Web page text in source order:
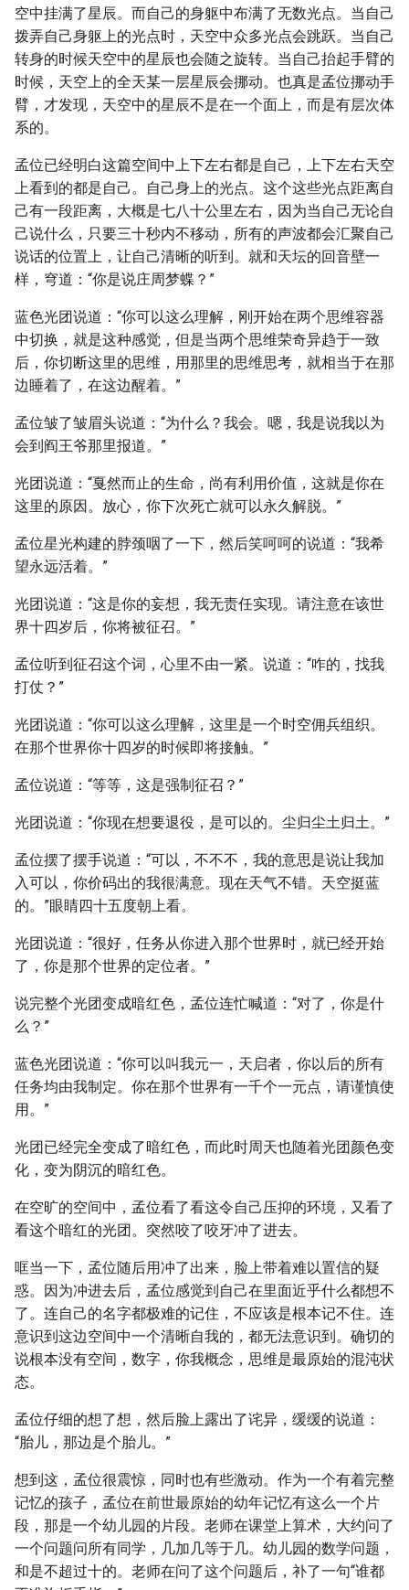
空中挂满了星辰。而自己的身躯中布满了无数光点。当自己
拨弄自己身躯上的光点时，天空中众多光点会跳跃。当自己
转身的时候天空中的星辰也会随之旋转。当自己抬起手臂的
时候，天空上的全天某一层星辰会挪动。也真是孟位挪动手
臂，才发现，天空中的星辰不是在一个面上，而是有层次体
系的。
孟位已经明白这篇空间中上下左右都是自己，上下左右天空
上看到的都是自己。自己身上的光点。这个这些光点距离自
己有一段距离，大概是七八十公里左右，因为当自己无论自
己说什么，只要三十秒内不移动，所有的声波都会汇聚自己
说话的位置上，让自己清晰的听到。就和天坛的回音壁一
样，穹道：“你是说庄周梦蝶？”
蓝色光团说道：“你可以这么理解，刚开始在两个思维容器
中切换，就是这种感觉，但是当两个思维荣奇异趋于一致
后，你切断这里的思维，用那里的思维思考，就相当于在那
边睡着了，在这边醒着。”
孟位皱了皱眉头说道：“为什么？我会。嗯，我是说我以为
会到阎王爷那里报道。”
光团说道：“戛然而止的生命，尚有利用价值，这就是你在
这里的原因。放心，你下次死亡就可以永久解脱。”
孟位星光构建的脖颈咽了一下，然后笑呵呵的说道：“我希
望永远活着。”
光团说道：“这是你的妄想，我无责任实现。请注意在该世
界十四岁后，你将被征召。”
孟位听到征召这个词，心里不由一紧。说道：“咋的，找我
打仗？”
光团说道：“你可以这么理解，这里是一个时空佣兵组织。
在那个世界你十四岁的时候即将接触。”
孟位说道：“等等，这是强制征召？”
光团说道：“你现在想要退役，是可以的。尘归尘土归土。”
孟位摆了摆手说道：“可以，不不不，我的意思是说让我加
入可以，你价码出的我很满意。现在天气不错。天空挺蓝
的。”眼睛四十五度朝上看。
光团说道：“很好，任务从你进入那个世界时，就已经开始
了，你是那个世界的定位者。”
说完整个光团变成暗红色，孟位连忙喊道：“对了，你是什
么？”
蓝色光团说道：“你可以叫我元一，天启者，你以后的所有
任务均由我制定。你在那个世界有一千个一元点，请谨慎使
用。”
光团已经完全变成了暗红色，而此时周天也随着光团颜色变
化，变为阴沉的暗红色。
在空旷的空间中，孟位看了看这令自己压抑的环境，又看了
看这个暗红的光团。突然咬了咬牙冲了进去。
哐当一下，孟位随后用冲了出来，脸上带着难以置信的疑
惑。因为冲进去后，孟位感觉到自己在里面近乎什么都想不
了。连自己的名字都极难的记住，不应该是根本记不住。连
意识到这边空间中一个清晰自我的，都无法意识到。确切的
说根本没有空间，数字，你我概念，思维是最原始的混沌状
态。
孟位仔细的想了想，然后脸上露出了诧异，缓缓的说道：
“胎儿，那边是个胎儿。”
想到这，孟位很震惊，同时也有些激动。作为一个有着完整
记忆的孩子，孟位在前世最原始的幼年记忆有这么一个片
段，那是一个幼儿园的片段。老师在课堂上算术，大约问了
一个问题问所有同学，几加几等于几。幼儿园的数学问题，
和是不超过十的。老师在问了这个问题后，补了一句“谁都